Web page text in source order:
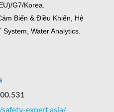
G7/Korea.
Biến & Điều Khiển, Hệ
Water Analytics.
expert.asia/